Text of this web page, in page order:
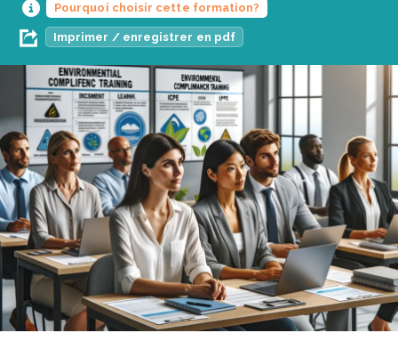
Pourquoi choisir cette formation?
Imprimer / enregistrer en pdf